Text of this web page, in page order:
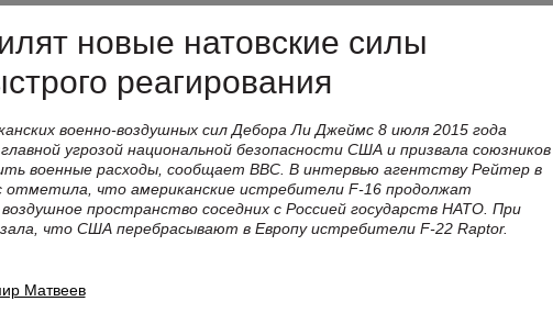
новые натовские силы
реагирования
военно-воздушных сил Дебора Ли Джеймс 8 июля 2015 года
угрозой национальной безопасности США и призвала союзников
военные расходы, сообщает ВВС. В интервью агентству Рейтер в
отметила, что американские истребители F-16 продолжат
пространство соседних с Россией государств НАТО. При
что США перебрасывают в Европу истребители F-22 Raptor.
Матвеев